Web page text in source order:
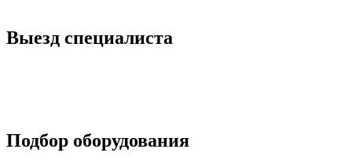
Выезд специалиста
Подбор оборудования